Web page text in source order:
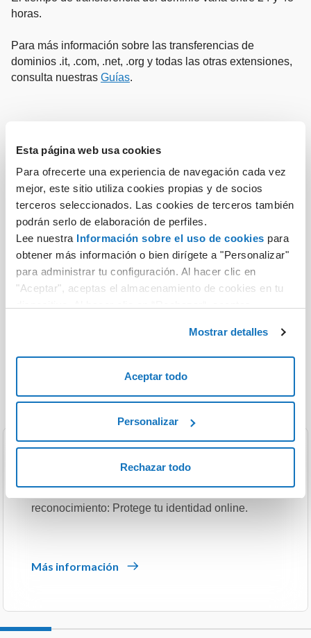
Esta página web usa cookies
Para ofrecerte una experiencia de navegación cada vez
mejor, este sitio utiliza cookies propias y de socios
terceros seleccionados. Las cookies de terceros también
podrán serlo de elaboración de perfiles.
Lee nuestra Información sobre el uso de cookies para
obtener más información o bien dirígete a "Personalizar"
para administrar tu configuración. Al hacer clic en
"Aceptar", aceptas el almacenamiento de cookies en tu
Mostrar detalles
Aceptar todo
Personalizar
Rechazar todo
horas.
Para más información sobre las transferencias de
dominios .it, .com, .net, .org y todas las otras extensiones,
consulta nuestras Guías.
proveedor
Paso
2
Introduce el Nombre de tu Dominio en el formulario
de transferencia
Paso
3
Selecciona el servicio que quieres vincular y sigue
con la solicitud
Todo sobre los dominios
Elige el nombre perfecto para tu sitio web y obtén
reconocimiento: Protege tu identidad online.
Más información